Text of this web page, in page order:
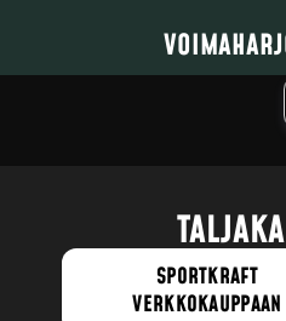
SPORTKRAFT
VERKKOKAUPPAAN